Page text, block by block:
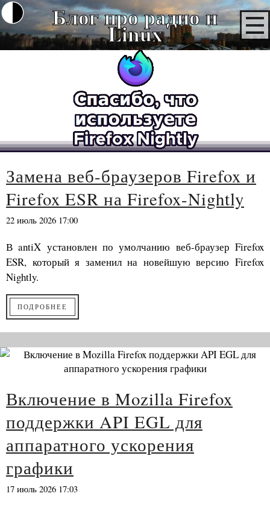
Блог про радио и
Linux
Замена веб-браузеров Firefox и
Firefox ESR на Firefox-Nightly
22 июль 2026 17:00
В antiX установлен по умолчанию веб-браузер Firefox
ESR, который я заменил на новейшую версию Firefox
Nightly.
ПОДРОБНЕЕ
Включение в Mozilla Firefox
поддержки API EGL для
аппаратного ускорения
графики
17 июль 2026 17:03